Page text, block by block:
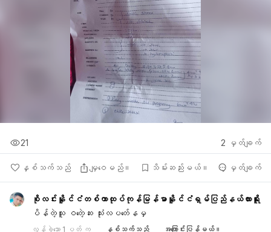
နှစ်သက်သည် မျှဝေမည်။ သိမ်းဆည်းမယ်။ မှတ်ချက်
21 2 မှတ်ချက်
စိုလင်းနိူင်ငံတစ်ကာထုပ်ကုန်မြန်မာနိူင်ငံရှမ်ပြည်နယ်လားရိူး
ပိန်တဲ့သူ ဝတဲ့ေဆး သုံးလပတ်ေနမှ
လွန်ခဲ့သော 1 ပတ် က နှစ်သက်သည် အကြောင်းပြန်မယ်။